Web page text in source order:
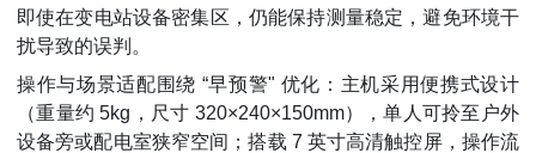
即使在变电站设备密集区，仍能保持测量稳定，避免环境干
扰导致的误判。
操作与场景适配围绕 “早预警" 优化：主机采用便携式设计
（重量约 5kg，尺寸 320×240×150mm），单人可拎至户外
设备旁或配电室狭窄空间；搭载 7 英寸高清触控屏，操作流